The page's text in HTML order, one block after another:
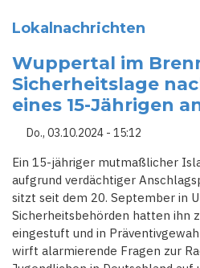
Lokalnachrichten
Wuppertal im
Sicherheitslage
eines 15-Jährigen
Do., 03.10.2024 - 15:12
Ein 15-jähriger mutmaßlicher
aufgrund verdächtiger
sitzt seit dem 20. September in
Sicherheitsbehörden hatten ihn
eingestuft und in
wirft alarmierende Fragen zur